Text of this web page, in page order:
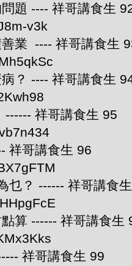
題 ---- 祥哥講食生
v3k
業 ---- 祥哥講食生
？ ---- 祥哥講食生
------ 祥哥講食生 95
祥哥講食生 96
乜？ ------ 祥哥講食
算 ------ 祥哥講食生
祥哥講食生 99